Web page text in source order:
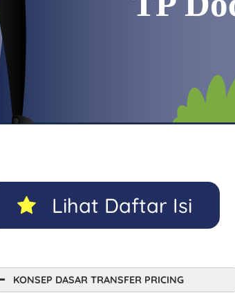
Lihat Daftar Isi
KONSEP DASAR TRANSFER PRICING